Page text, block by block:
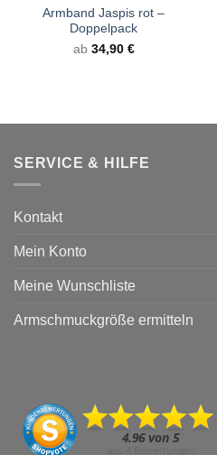
Armband Jaspis rot –
Doppelpack
ab 34,90 €
SERVICE & HILFE
Kontakt
Mein Konto
Meine Wunschliste
Armschmuckgröße ermitteln